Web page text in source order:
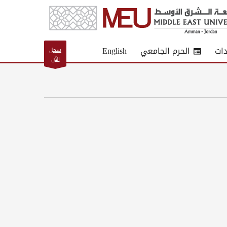
الحرم الجامعي English
سجل
الآن